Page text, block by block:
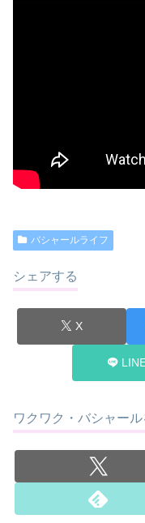
バシャールライフ
シェアする
X
ワクワク・バシャー